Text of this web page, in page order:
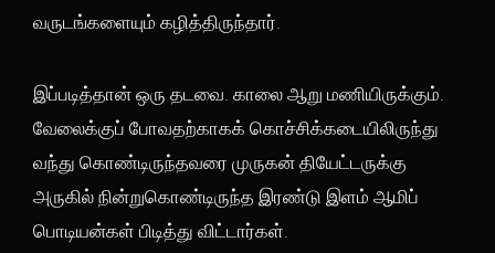
வருடங்களையும் கழித்திருந்தார்.
இப்படித்தான் ஒரு தடவை. காலை ஆறு மணியிருக்கும்.
வேலைக்குப் போவதற்காகக் கொச்சிக்கடையிலிருந்து
வந்து கொண்டிருந்தவரை முருகன் தியேட்டருக்கு
அருகில் நின்றுகொண்டிருந்த இரண்டு இளம் ஆமிப்
பொடியன்கள் பிடித்து விட்டார்கள்.